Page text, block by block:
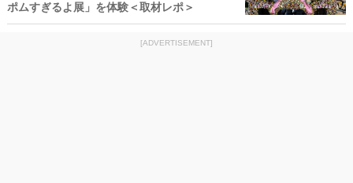
ポムすぎるよ展」を体験＜取材レポ＞
[ADVERTISEMENT]